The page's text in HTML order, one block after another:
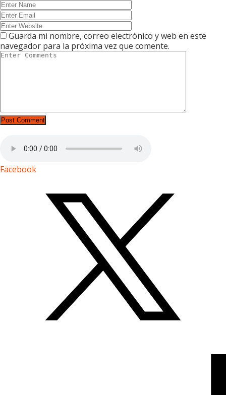
Guarda mi nombre, correo electrónico y web en este
navegador para la próxima vez que comente.
Facebook